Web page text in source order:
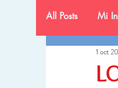
All Posts Mi
Ciencia y1 oct